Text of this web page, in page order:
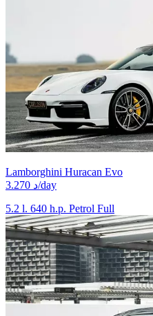
Lamborghini Huracan Evo
3.270 د/day
5.2 l. 640 h.p. Petrol Full